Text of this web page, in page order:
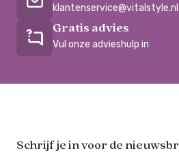
klantenservice@vitalstyle.nl
Gratis advies
Vul onze advieshulp in
Schrijf je in voor de